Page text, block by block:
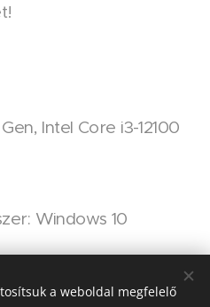
Intel Core i3-12100
Windows 10
a weboldal megfelelő